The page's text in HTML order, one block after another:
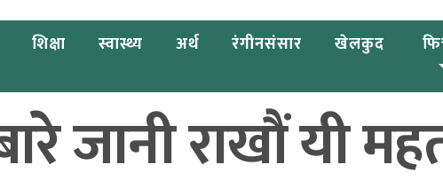
शिक्षा स्वास्थ्य अर्थ रंगीनसंसार खेलकुद
जानी राखौं यी